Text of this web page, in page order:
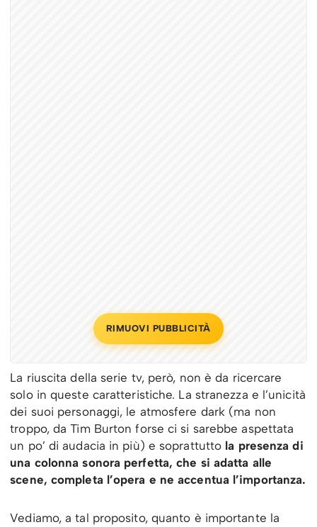
RIMUOVI PUBBLICITÀ
La riuscita della serie tv, però, non è da ricercare
solo in queste caratteristiche. La stranezza e l’unicità
dei suoi personaggi, le atmosfere dark (ma non
troppo, da Tim Burton forse ci si sarebbe aspettata
un po’ di audacia in più) e soprattutto la presenza di
una colonna sonora perfetta, che si adatta alle
scene, completa l’opera e ne accentua l’importanza.
Vediamo, a tal proposito, quanto è importante la